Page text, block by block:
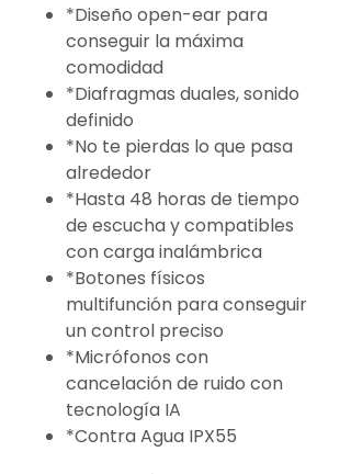
*Diseño open-ear para
conseguir la máxima
comodidad
*Diafragmas duales, sonido
definido
*No te pierdas lo que pasa
alrededor
*Hasta 48 horas de tiempo
de escucha y compatibles
con carga inalámbrica
*Botones físicos
multifunción para conseguir
un control preciso
*Micrófonos con
cancelación de ruido con
tecnología IA
*Contra Agua IPX55